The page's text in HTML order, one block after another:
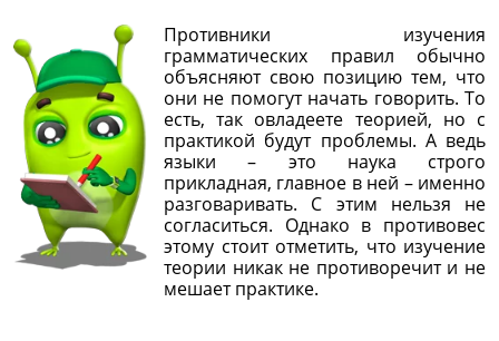
Противники изучения
грамматических правил обычно
объясняют свою позицию тем, что
они не помогут начать говорить. То
есть, так овладеете теорией, но с
практикой будут проблемы. А ведь
языки – это наука строго
прикладная, главное в ней – именно
разговаривать. С этим нельзя не
согласиться. Однако в противовес
этому стоит отметить, что изучение
теории никак не противоречит и не
мешает практике.